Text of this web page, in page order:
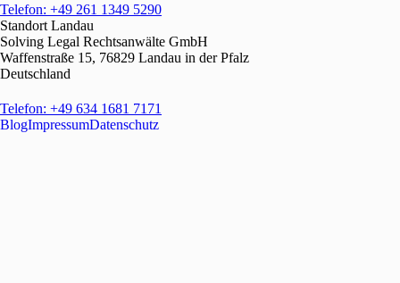
Telefon: +49 261 1349 5290
Standort Landau
Solving Legal Rechtsanwälte GmbH
Waffenstraße 15, 76829 Landau in der Pfalz
Deutschland
Telefon: +49 634 1681 7171
BlogImpressumDatenschutz